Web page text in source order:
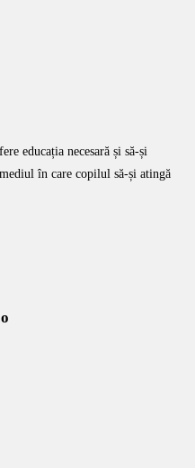
educația necesară și să-și
în care copilul să-și atingă